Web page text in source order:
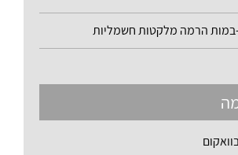
הרמה מלקטות חשמליות